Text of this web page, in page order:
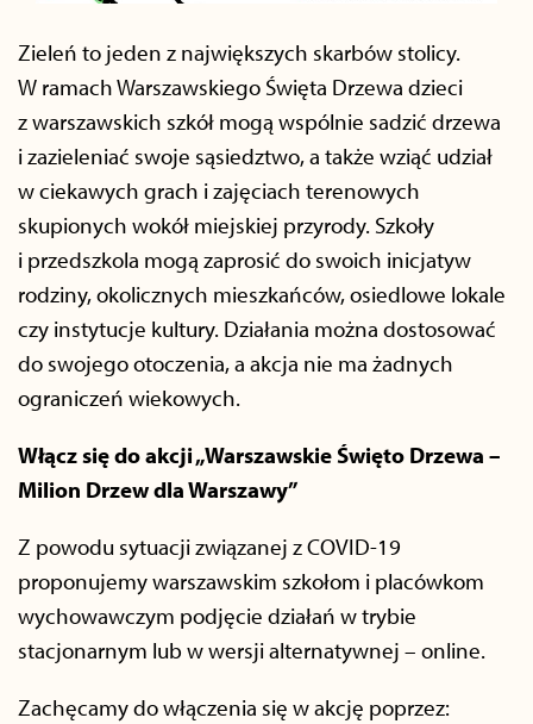
Zieleń to jeden z największych skarbów stolicy.
W ramach Warszawskiego Święta Drzewa dzieci
z warszawskich szkół mogą wspólnie sadzić drzewa
i zazieleniać swoje sąsiedztwo, a także wziąć udział
w ciekawych grach i zajęciach terenowych
skupionych wokół miejskiej przyrody. Szkoły
i przedszkola mogą zaprosić do swoich inicjatyw
rodziny, okolicznych mieszkańców, osiedlowe lokale
czy instytucje kultury. Działania można dostosować
do swojego otoczenia, a akcja nie ma żadnych
ograniczeń wiekowych.
Włącz się do akcji „Warszawskie Święto Drzewa –
Milion Drzew dla Warszawy”
Z powodu sytuacji związanej z COVID-19
proponujemy warszawskim szkołom i placówkom
wychowawczym podjęcie działań w trybie
stacjonarnym lub w wersji alternatywnej – online.
Zachęcamy do włączenia się w akcję poprzez: